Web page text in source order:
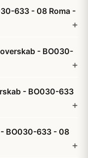
633 - 08 Roma -
- BO030-
- BO030-633
BO030-633 - 08